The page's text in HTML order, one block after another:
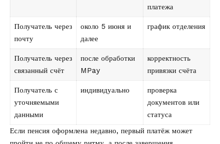
платежа
Получатель через
почту
около 5 июня и
далее
график отделения
Получатель через
связанный счёт
после обработки
MPay
корректность
привязки счёта
Получатель с
уточняемыми
данными
индивидуально
проверка
документов или
статуса
Если пенсия оформлена недавно, первый платёж может